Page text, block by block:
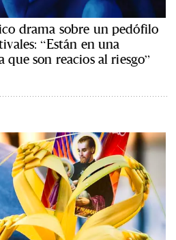
drama sobre un pedófilo
“Están en una
son reacios al riesgo”